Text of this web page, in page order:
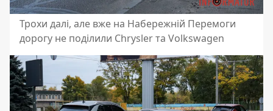
Трохи далі, але вже на Набережній Перемоги
дорогу не поділили Chrysler та Volkswagen